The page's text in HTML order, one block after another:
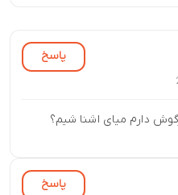
پاسخ
دارم میای اشنا شیم؟
پاسخ